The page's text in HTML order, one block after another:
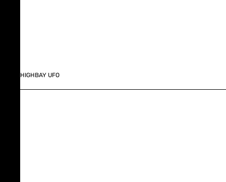
HIGHBAY UFO